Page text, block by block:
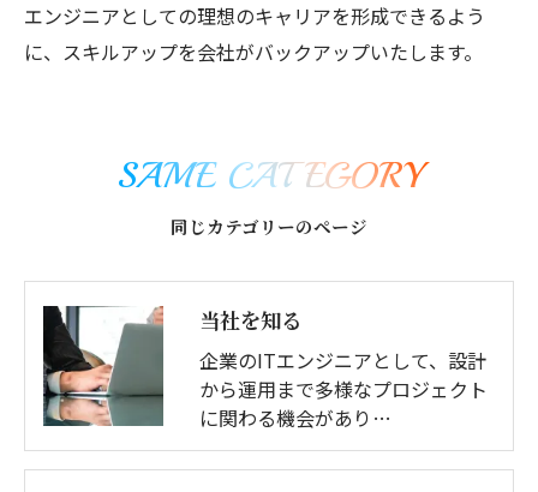
エンジニアとしての理想のキャリアを形成できるよう
に、スキルアップを会社がバックアップいたします。
同じカテゴリーのページ
SAME CATEGORY
当社を知る
企業のITエンジニアとして、設計
から運用まで多様なプロジェクト
に関わる機会があり…